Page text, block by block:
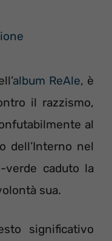
album ReAle, è
il razzismo,
al
dell’Interno nel
verde caduto la
sua.
significativo